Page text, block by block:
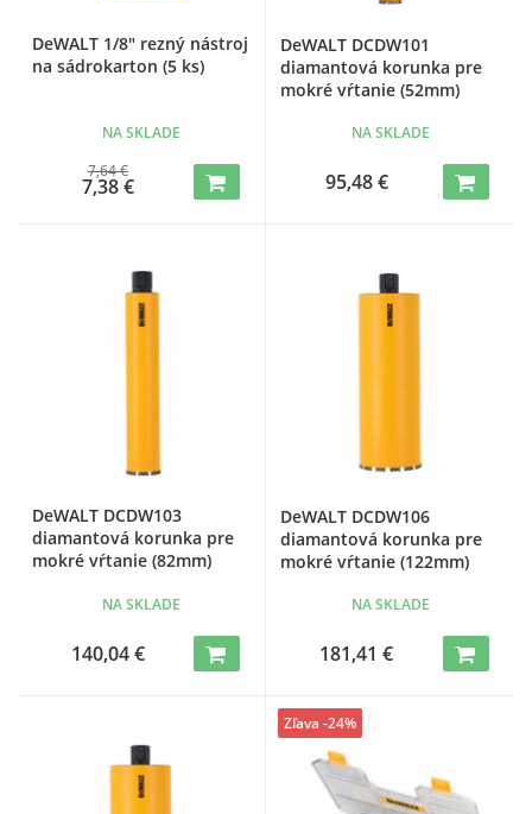
DeWALT 1/8" rezný nástroj
na sádrokarton (5 ks)
NA SKLADE
7,64 €
7,38 €
DeWALT DCDW101
diamantová korunka pre
mokré vŕtanie (52mm)
NA SKLADE
95,48 €
DeWALT DCDW103
diamantová korunka pre
mokré vŕtanie (82mm)
NA SKLADE
140,04 €
DeWALT DCDW106
diamantová korunka pre
mokré vŕtanie (122mm)
NA SKLADE
181,41 €
Zľava -24%